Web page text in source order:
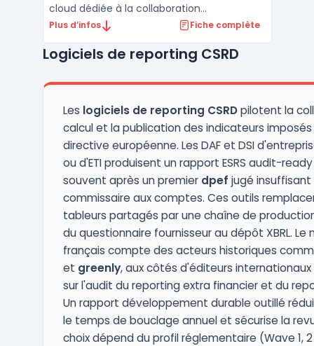
cloud dédiée à la collaboration
documentaire, à la traçabilité des données
confrontées à la multiplication des
leurs flux financiers, extra-fina ...
Plus d’infos Fiche complète
Logiciels de reporting CSRD
Les logiciels de reporting CSRDpilotent la
calcul et la publication des indicateurs imposés
directive européenne. Les DAF et DSI
ou d'ETI produisent un rapport ESRS audit-
souvent après un premier dpef jugé insuffisant
commissaire aux comptes. Ces outils
tableurs partagés par une chaîne de
du questionnaire fournisseur au dépôt XBRL. Le
français compte des acteurs historiques
et greenly, aux côtés d'éditeurs internationaux
sur l'audit du reporting extra financier et du
Un rapport développement durable outillé
le temps de bouclage annuel et sécurise la
choix dépend du profil réglementaire (Wave 1,